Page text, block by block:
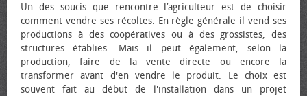
Un des soucis que rencontre l’agriculteur est de choisir
comment vendre ses récoltes. En règle générale il vend ses
productions à des coopératives ou à des grossistes, des
structures établies. Mais il peut également, selon la
production, faire de la vente directe ou encore la
transformer avant d'en vendre le produit. Le choix est
souvent fait au début de l'installation dans un projet